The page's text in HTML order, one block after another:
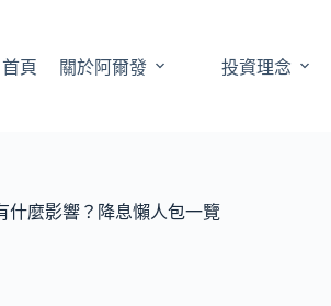
首頁 關於阿爾發 投資理念
什麼影響？降息懶人包一覽